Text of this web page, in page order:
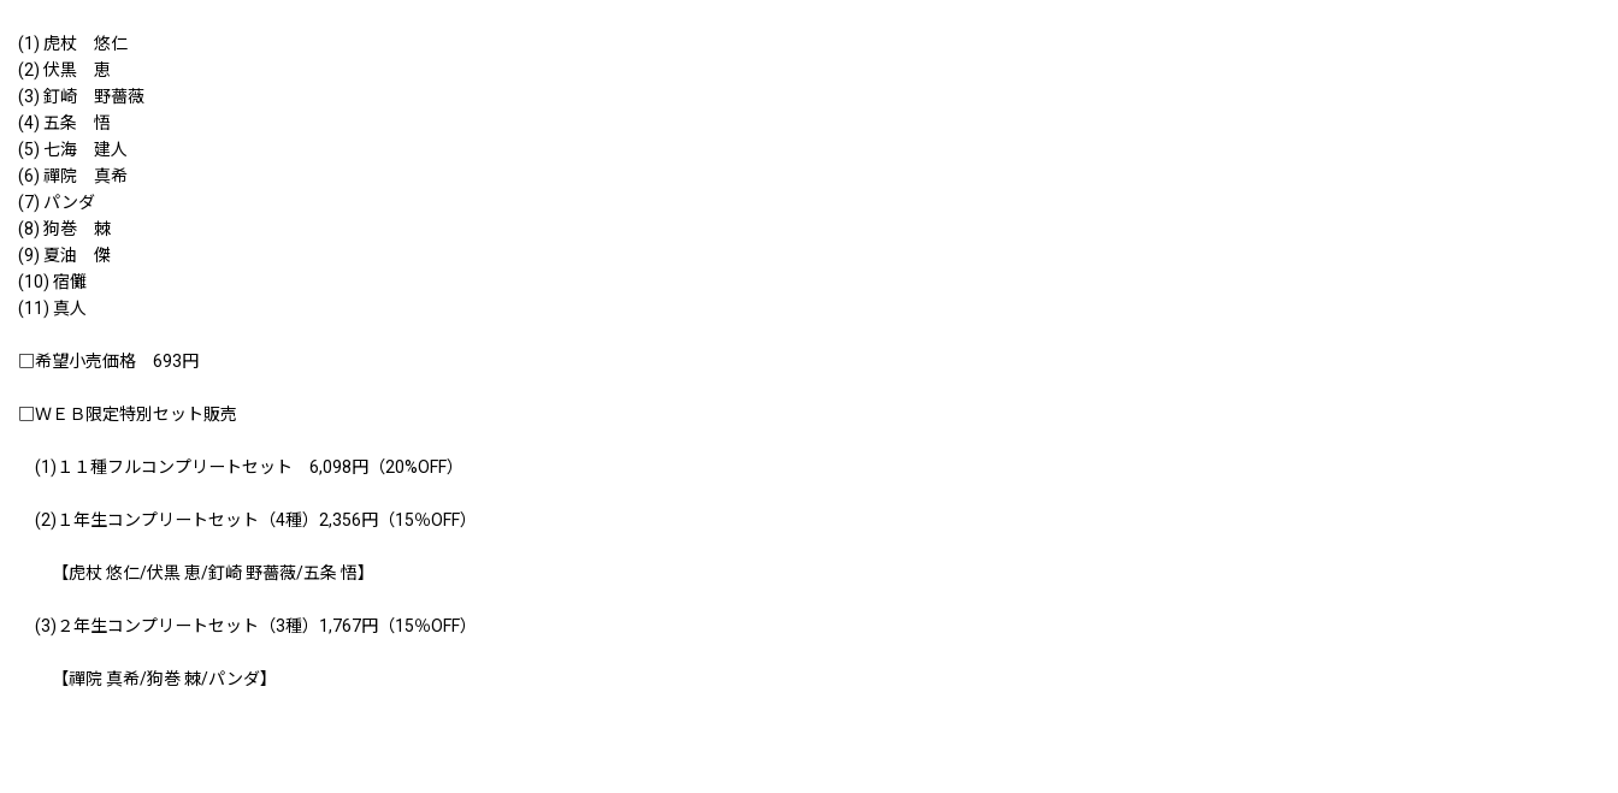
(1) 虎杖 悠仁
(2) 伏黒 恵
(3) 釘崎 野薔薇
(4) 五条 悟
(5) 七海 建人
(6) 禪院 真希
(7) パンダ
(8) 狗巻 棘
(9) 夏油 傑
(10) 宿儺
(11) 真人
□希望小売価格 693円
□ＷＥＢ限定特別セット販売
(1)１１種フルコンプリートセット 6,098円（20%OFF）
(2)１年生コンプリートセット（4種）2,356円（15％OFF）
【虎杖 悠仁/伏黒 恵/釘崎 野薔薇/五条 悟】
(3)２年生コンプリートセット（3種）1,767円（15％OFF）
【禪院 真希/狗巻 棘/パンダ】